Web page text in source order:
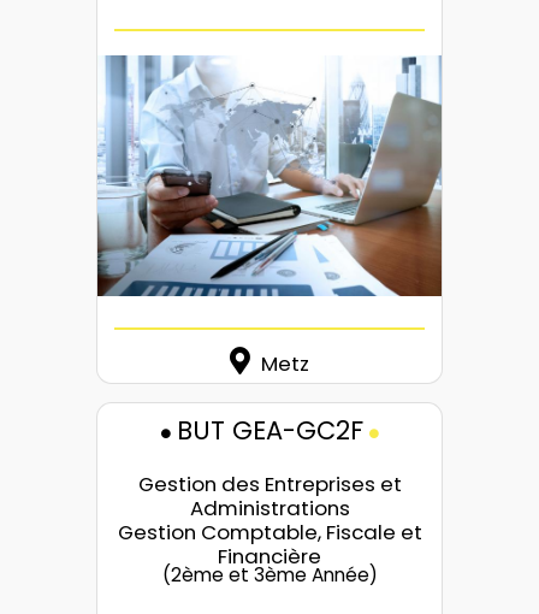
Metz
BUT GEA-GC2F
Gestion des Entreprises et
Administrations
Gestion Comptable, Fiscale et
Financière
(2ème et 3ème Année)